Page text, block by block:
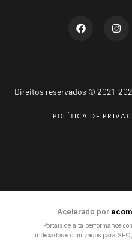
Direitos reservados © 2021-
POLÍTICA DE
Acelerado por
Portais de alta performance
indexados e otimizados para